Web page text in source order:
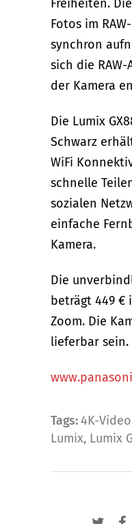
Freiheiten.
Fotos im
synchron
sich die
der Kamera
Die Lumix
Schwarz
WiFi
schnelle
sozialen
einfache
Kamera.
Die
beträgt 449 €
Zoom. Die
lieferbar sein.
Tags: 4K-Video
Lumix, Lumix